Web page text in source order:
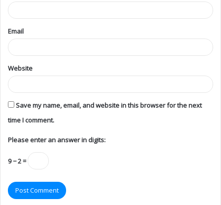
Please enter an answer in digits:
9 − 2 =
Ariviththal Donations / சேவைக்கான நன்கொடை
Categories